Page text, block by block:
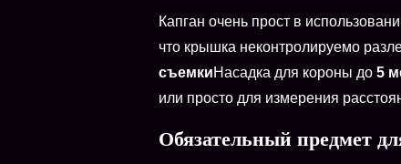
Капган очень прост в
что крышка неконтролируемо
съемкиНасадка для короны до5
или просто для измерения
Обязательный предмет